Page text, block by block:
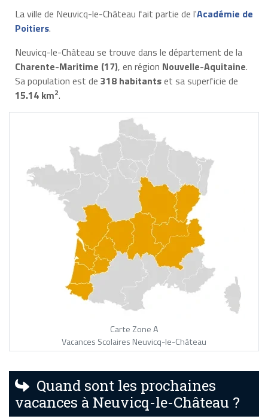
La ville de Neuvicq-le-Château fait partie de l'Académie de
Poitiers.
Neuvicq-le-Château se trouve dans le département de la
Charente-Maritime (17), en région Nouvelle-Aquitaine.
Sa population est de 318 habitantset sa superficie de
15.14 km2.
Carte Zone A
Vacances Scolaires Neuvicq-le-Château
Quand sont les prochaines
vacances à Neuvicq-le-Château ?